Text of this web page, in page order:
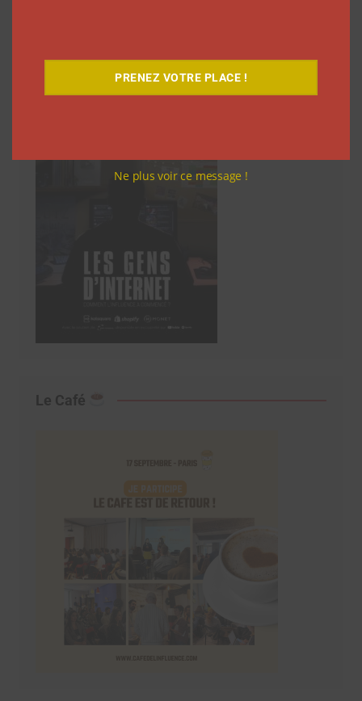
Découvrez notre documentaire
Le Café
PRENEZ VOTRE PLACE !
Ne plus voir ce message !